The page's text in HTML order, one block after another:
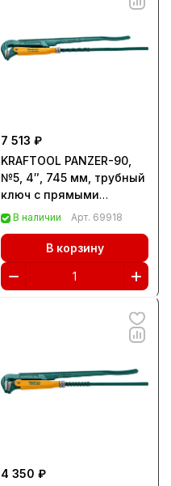
7 513 ₽
KRAFTOOL PANZER-90,
№5, 4″, 745 мм, трубный
ключ с прямыми
губками (2734-40)
В наличии Арт. 69918
В корзину
4 350 ₽